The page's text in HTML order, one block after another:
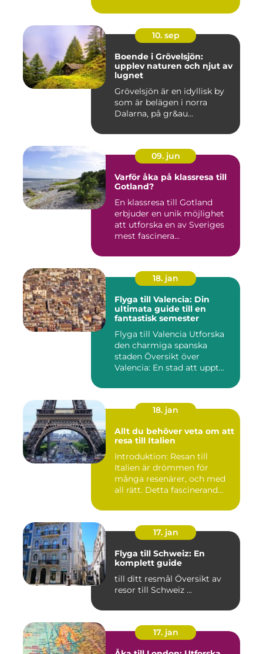
10. sep
Boende i Grövelsjön:
upplev naturen och njut av
lugnet
Grövelsjön är en idyllisk by
som är belägen i norra
Dalarna, på gr&au...
09. jun
Varför åka på klassresa till
Gotland?
En klassresa till Gotland
erbjuder en unik möjlighet
att utforska en av Sveriges
mest fascinera...
18. jan
Flyga till Valencia: Din
ultimata guide till en
fantastisk semester
Flyga till Valencia Utforska
den charmiga spanska
staden Översikt över
Valencia: En stad att uppt...
18. jan
Allt du behöver veta om att
resa till Italien
Introduktion: Resan till
Italien är drömmen för
många resenärer, och med
all rätt. Detta fascinerand...
17. jan
Flyga till Schweiz: En
komplett guide
till ditt resmål Översikt av
resor till Schweiz ...
17. jan